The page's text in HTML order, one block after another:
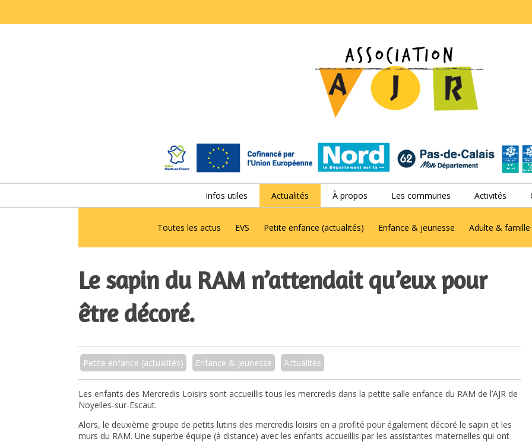
Infos utiles Actualités À propos Les communes Activités
Toutes les actus EVS Petite enfance (actualités) Enfance & jeunesse Adulte & famille
Le sapin du RAM n’attendait qu’eux pour
être décoré.
Petite enfance (actualités) Enfance & jeunesse Actualités
Les enfants des Mercredis Loisirs sont accueillis tous les mercredis dans la petite salle enfance du RAM de l’AJR de
Noyelles-sur-Escaut.
Alors, le deuxième groupe de petits lutins des mercredis loisirs en a profité pour également décoré le sapin et les
murs du RAM. Une superbe équipe (à distance) avec les enfants accueillis par les assistantes maternelles qui ont